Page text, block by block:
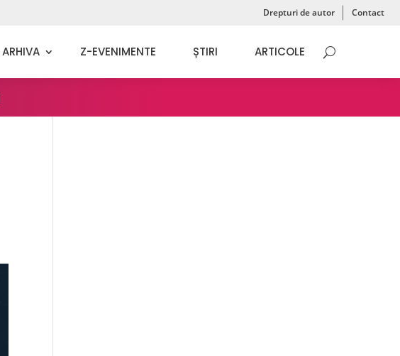
Drepturi de autor Contact
ARHIVA Z-EVENIMENTE ȘTIRI ARTICOLE